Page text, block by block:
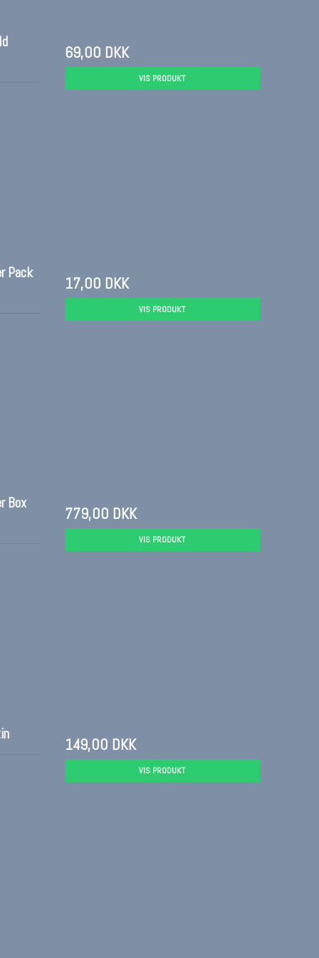
69,00 DKK
VIS PRODUKT
Pack
17,00 DKK
VIS PRODUKT
Box
779,00 DKK
VIS PRODUKT
149,00 DKK
VIS PRODUKT